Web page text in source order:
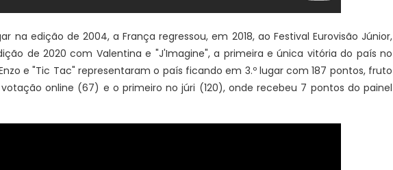
na edição de 2004, a França regressou, em 2018, ao Festival Eurovisão Júnior,
de 2020 com Valentina e "J'Imagine", a primeira e única vitória do país no
e "Tic Tac" representaram o país ficando em 3.º lugar com 187 pontos, fruto
online (67) e o primeiro no júri (120), onde recebeu 7 pontos do painel